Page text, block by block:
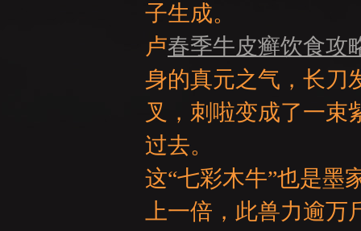
子生成。
卢春季牛皮癣饮食攻
身的真元之气，长刀
叉，刺啦变成了一束
过去。
这“七彩木牛”也是墨
上一倍，此兽力逾